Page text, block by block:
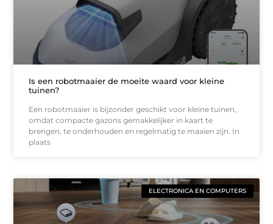
Is een robotmaaier de moeite waard voor kleine
tuinen?
Een robotmaaier is bijzonder geschikt voor kleine tuinen,
omdat compacte gazons gemakkelijker in kaart te
brengen, te onderhouden en regelmatig te maaien zijn. In
plaats
ELECTRONICA EN COMPUTERS